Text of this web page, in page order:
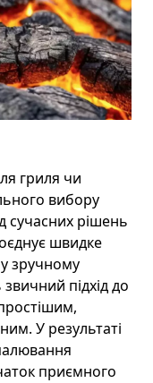
гриля чи
вибору
сучасних рішень
швидке
зручному
підхід до
У результаті
приємного